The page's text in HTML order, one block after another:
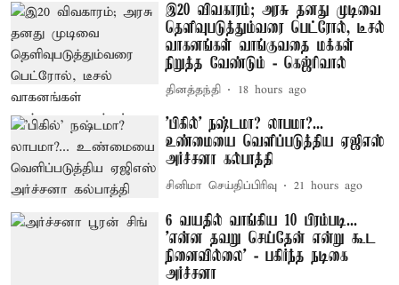
இ20 விவகாரம்; அரசு தனது முடிவை
தெளிவுபடுத்தும்வரை பெட்ரோல், டீசல்
வாகனங்கள் வாங்குவதை மக்கள்
நிறுத்த வேண்டும் - கெஜ்ரிவால்
தினத்தந்தி 18 hours ago
'பிகில்' நஷ்டமா? லாபமா?...
உண்மையை வெளிப்படுத்திய ஏஜிஎஸ்
அர்ச்சனா கல்பாத்தி
சினிமா செய்திப்பிரிவு 21 hours ago
6 வயதில் வாங்கிய 10 பிரம்படி...
'என்ன தவறு செய்தேன் என்று கூட
நினைவில்லை' - பகிர்ந்த நடிகை
அர்ச்சனா